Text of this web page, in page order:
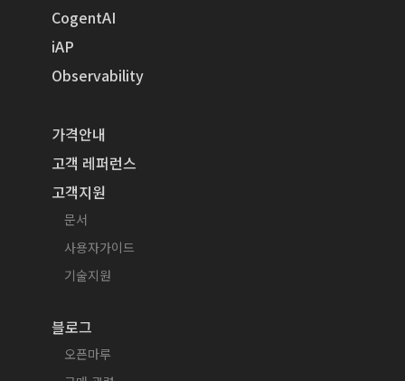
CogentAI
iAP
Observability
가격안내
고객 레퍼런스
고객지원
문서
사용자가이드
기술지원
블로그
오픈마루